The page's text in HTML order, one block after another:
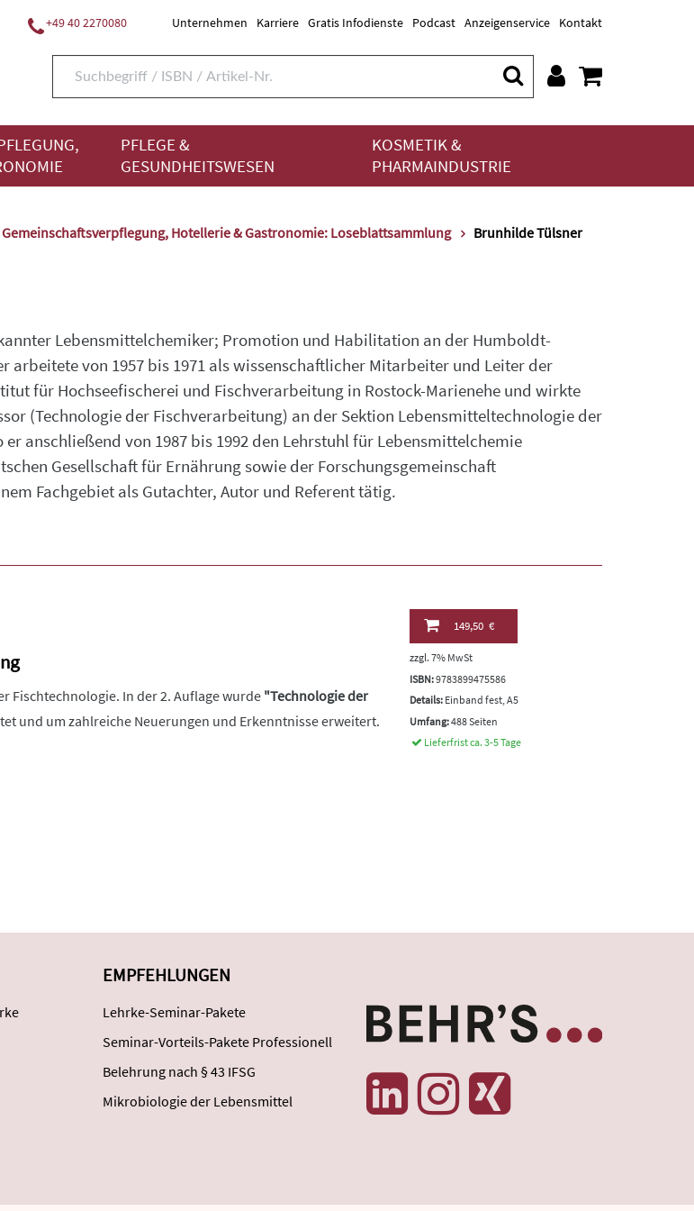
+49 40 2270080 Unternehmen Karriere Gratis Infodienste Podcast Anzeigenservice Kontakt
PFLEGE &
GESUNDHEITSWESEN
KOSMETIK &
PHARMAINDUSTRIE
Gemeinschaftsverpflegung, Hotellerie & Gastronomie: Loseblattsammlung Brunhilde Tülsner
Lebensmittelchemiker; Promotion und Habilitation an der Humboldt-
arbeitete von 1957 bis 1971 als wissenschaftlicher Mitarbeiter und Leiter der
für Hochseefischerei und Fischverarbeitung in Rostock-Marienehe und wirkte
(Technologie der Fischverarbeitung) an der Sektion Lebensmitteltechnologie der
anschließend von 1987 bis 1992 den Lehrstuhl für Lebensmittelchemie
Gesellschaft für Ernährung sowie der Forschungsgemeinschaft
Fachgebiet als Gutachter, Autor und Referent tätig.
Fischtechnologie. In der 2. Auflage wurde "Technologie der
und um zahlreiche Neuerungen und Erkenntnisse erweitert.
149,50 €
zzgl. 7% MwSt
ISBN:9783899475586
Details: Einband fest, A5
Umfang:488 Seiten
Lieferfrist ca. 3-5 Tage
EMPFEHLUNGEN
Lehrke-Seminar-Pakete
Seminar-Vorteils-Pakete Professionell
Belehrung nach § 43 IFSG
Mikrobiologie der Lebensmittel